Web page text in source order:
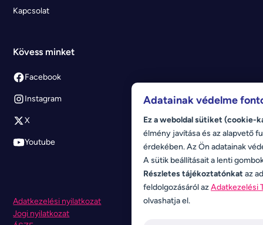
Kapcsolat
Kövess minket
Facebook
Instagram
X
Youtube
Adatkezelési nyilatkozat
Jogi nyilatkozat
Adatainak védelme
Ez a weboldal sütiket (cookie-
élmény javítása és az alapvető
érdekében. Az Ön adatainak
A sütik beállításait a lenti
Részletes tájékoztatónkat az
feldolgozásáról azAdatkezelési
olvashatja el.